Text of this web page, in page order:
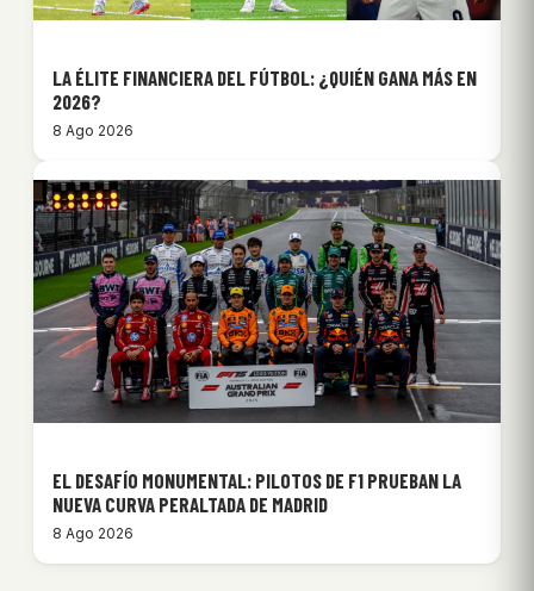
LA ÉLITE FINANCIERA DEL FÚTBOL: ¿QUIÉN GANA MÁS EN
2026?
8 Ago 2026
EL DESAFÍO MONUMENTAL: PILOTOS DE F1 PRUEBAN LA
NUEVA CURVA PERALTADA DE MADRID
8 Ago 2026